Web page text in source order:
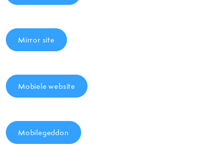
Mirror site
Mobiele website
Mobilegeddon